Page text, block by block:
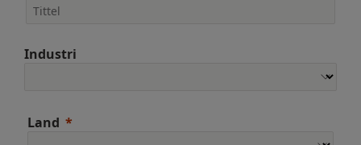
Industri
Land